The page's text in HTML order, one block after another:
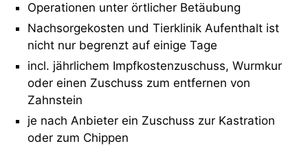
Operationen unter örtlicher Betäubung
Nachsorgekosten und Tierklinik Aufenthalt ist
nicht nur begrenzt auf einige Tage
incl. jährlichem Impfkostenzuschuss, Wurmkur
oder einen Zuschuss zum entfernen von
Zahnstein
je nach Anbieter ein Zuschuss zur Kastration
oder zum Chippen